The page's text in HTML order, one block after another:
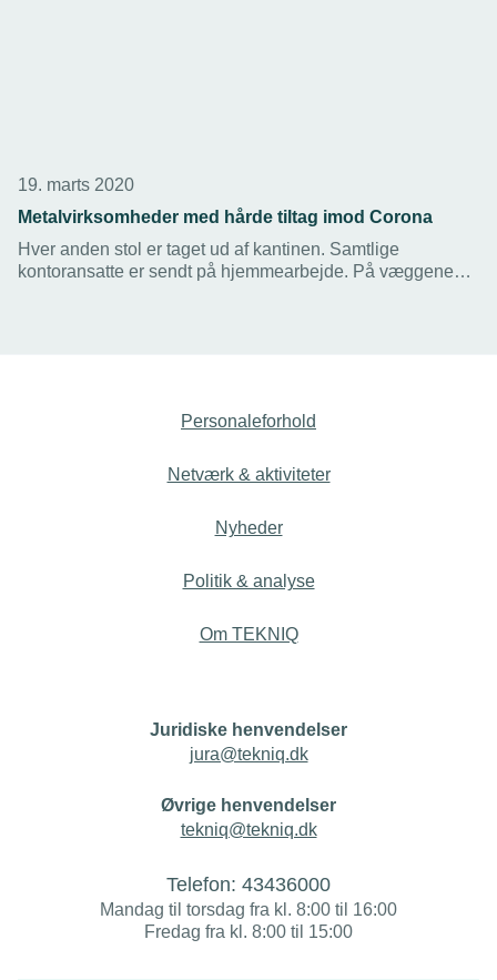
19. marts 2020
Metalvirksomheder med hårde tiltag imod Corona
Hver anden stol er taget ud af kantinen. Samtlige
kontoransatte er sendt på hjemmearbejde. På væggene
Personaleforhold
Netværk & aktiviteter
Nyheder
Politik & analyse
Om TEKNIQ
Juridiske henvendelser
jura@tekniq.dk
Øvrige henvendelser
tekniq@tekniq.dk
Telefon: 43436000
Mandag til torsdag fra kl. 8:00 til 16:00
Fredag fra kl. 8:00 til 15:00